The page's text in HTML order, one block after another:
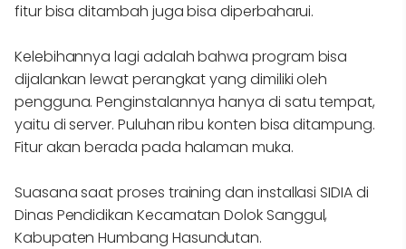
fitur bisa ditambah juga bisa diperbaharui.
Kelebihannya lagi adalah bahwa program bisa
dijalankan lewat perangkat yang dimiliki oleh
pengguna. Penginstalannya hanya di satu tempat,
yaitu di server. Puluhan ribu konten bisa ditampung.
Fitur akan berada pada halaman muka.
Suasana saat proses training dan installasi SIDIA di
Dinas Pendidikan Kecamatan Dolok Sanggul,
Kabupaten Humbang Hasundutan.